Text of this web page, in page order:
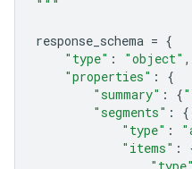
"""
response_schema = {
"type" : "object" ,
"properties" :
{
"summary" : {
"segments" :
{
"type" :
"items" :